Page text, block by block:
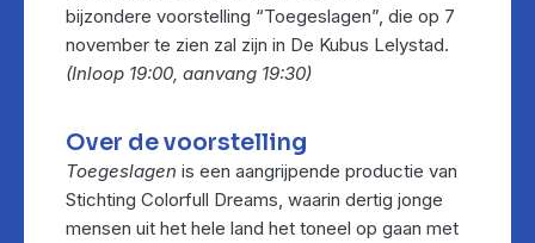
bijzondere voorstelling “Toegeslagen”, die op 7
november te zien zal zijn in De Kubus Lelystad.
(Inloop 19:00, aanvang 19:30)
Over de voorstelling
Toegeslagen is een aangrijpende productie van
Stichting Colorfull Dreams, waarin dertig jonge
mensen uit het hele land het toneel op gaan met